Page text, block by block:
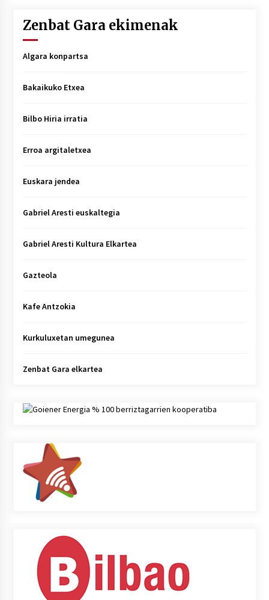
Zenbat Gara ekimenak
Algara konpartsa
Bakaikuko Etxea
Bilbo Hiria irratia
Erroa argitaletxea
Euskara jendea
Gabriel Aresti euskaltegia
Gabriel Aresti Kultura Elkartea
Gazteola
Kafe Antzokia
Kurkuluxetan umegunea
Zenbat Gara elkartea